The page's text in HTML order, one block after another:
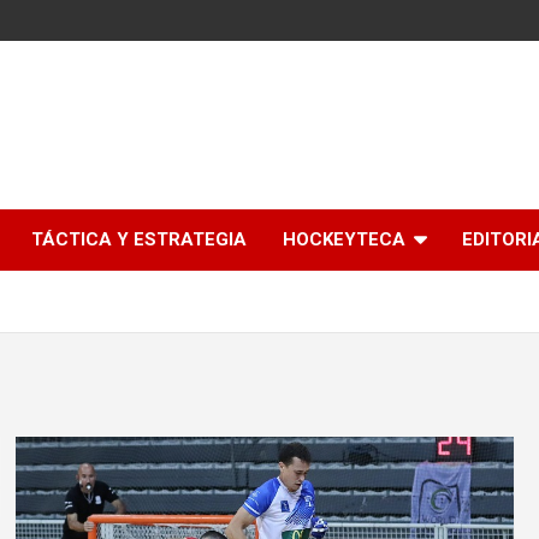
TÁCTICA Y ESTRATEGIA HOCKEYTECA